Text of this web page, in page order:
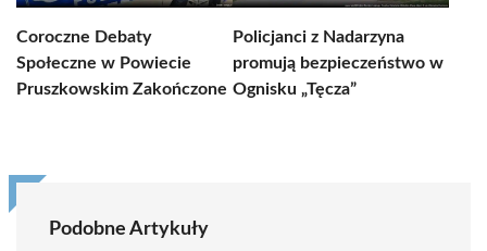
Coroczne Debaty
Społeczne w Powiecie
Pruszkowskim Zakończone
Policjanci z Nadarzyna
promują bezpieczeństwo w
Ognisku „Tęcza”
Podobne Artykuły